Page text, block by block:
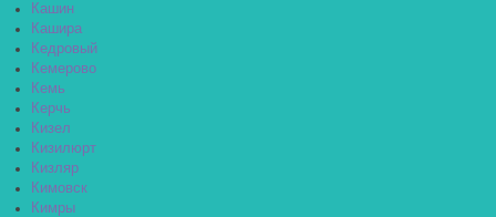
Кашин
Кашира
Кедровый
Кемерово
Кемь
Керчь
Кизел
Кизилюрт
Кизляр
Кимовск
Кимры